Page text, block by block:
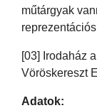
műtárgyak
[03] Irodaház
Vöröskereszt
Adatok: